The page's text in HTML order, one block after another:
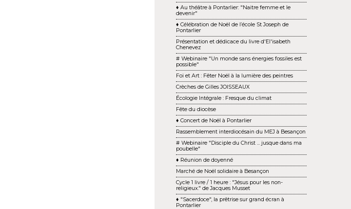
♦ Au théâtre à Pontarlier: "Naitre femme et le
devenir"
♦ Célébration de Noël de l’école St Joseph de
Pontarlier
Présentation et dédicace du livre d'El'isabeth
Chenevez
# Webinaire "Un monde sans énergies fossiles est
possible"
Foi et Art : Fêter Noël à la lumière des peintres
Crèches de Gilles JOISSEAUX
Écologie Intégrale : Fresque du climat
Fête du diocèse
♦ Concert de Noël à Pontarlier
Rassemblement interdiocésain du MEJ à Besançon
# Webinaire "Disciple du Christ ... jusque dans ma
poubelle"
♦ Réunion de doyenné
Marché de Noël solidaire à Besançon
Cycle 1 livre / 1 heure : "Jésus pour les non-
religieux." de Jacques Musset
♦ "Sacerdoce", la prêtrise sur grand écran à
Pontarlier